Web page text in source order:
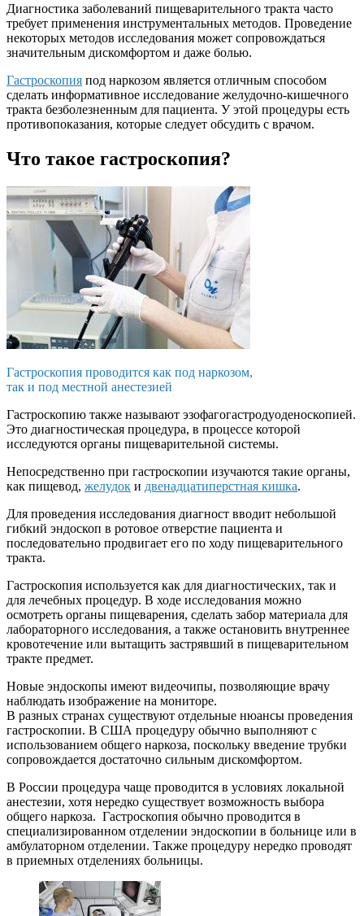
Диагностика заболеваний пищеварительного тракта часто
требует применения инструментальных методов. Проведение
некоторых методов исследования может сопровождаться
значительным дискомфортом и даже болью.
Гастроскопия под наркозом является отличным способом
сделать информативное исследование желудочно-кишечного
тракта безболезненным для пациента. У этой процедуры есть
противопоказания, которые следует обсудить с врачом.
Что такое гастроскопия?
Гастроскопия проводится как под наркозом,
так и под местной анестезией
Гастроскопию также называют эзофагогастродуоденоскопией.
Это диагностическая процедура, в процессе которой
исследуются органы пищеварительной системы.
Непосредственно при гастроскопии изучаются такие органы,
как пищевод, желудок и двенадцатиперстная кишка.
Для проведения исследования диагност вводит небольшой
гибкий эндоскоп в ротовое отверстие пациента и
последовательно продвигает его по ходу пищеварительного
тракта.
Гастроскопия используется как для диагностических, так и
для лечебных процедур. В ходе исследования можно
осмотреть органы пищеварения, сделать забор материала для
лабораторного исследования, а также остановить внутреннее
кровотечение или вытащить застрявший в пищеварительном
тракте предмет.
Новые эндоскопы имеют видеочипы, позволяющие врачу
наблюдать изображение на мониторе.
В разных странах существуют отдельные нюансы проведения
гастроскопии. В США процедуру обычно выполняют с
использованием общего наркоза, поскольку введение трубки
сопровождается достаточно сильным дискомфортом.
В России процедура чаще проводится в условиях локальной
анестезии, хотя нередко существует возможность выбора
общего наркоза. Гастроскопия обычно проводится в
специализированном отделении эндоскопии в больнице или в
амбулаторном отделении. Также процедуру нередко проводят
в приемных отделениях больницы.